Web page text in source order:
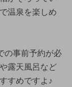
温泉を楽しめ
の事前予約が必
露天風呂など
すめですよ♪